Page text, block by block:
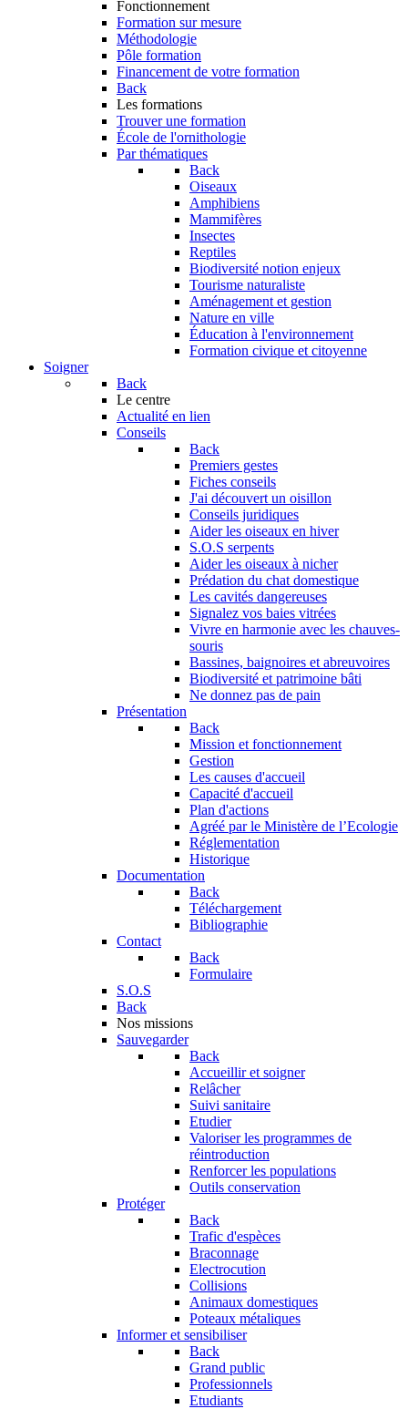
Fonctionnement
Formation sur mesure
Méthodologie
Pôle formation
Financement de votre formation
Back
Les formations
Trouver une formation
École de l'ornithologie
Par thématiques
Back
Oiseaux
Amphibiens
Mammifères
Insectes
Reptiles
Biodiversité notion enjeux
Tourisme naturaliste
Aménagement et gestion
Nature en ville
Éducation à l'environnement
Formation civique et citoyenne
Soigner
Back
Le centre
Actualité en lien
Conseils
Back
Premiers gestes
Fiches conseils
J'ai découvert un oisillon
Conseils juridiques
Aider les oiseaux en hiver
S.O.S serpents
Aider les oiseaux à nicher
Prédation du chat domestique
Les cavités dangereuses
Signalez vos baies vitrées
Vivre en harmonie avec les chauves-
souris
Bassines, baignoires et abreuvoires
Biodiversité et patrimoine bâti
Ne donnez pas de pain
Présentation
Back
Mission et fonctionnement
Gestion
Les causes d'accueil
Capacité d'accueil
Plan d'actions
Agréé par le Ministère de l’Ecologie
Réglementation
Historique
Documentation
Back
Téléchargement
Bibliographie
Contact
Back
Formulaire
S.O.S
Back
Nos missions
Sauvegarder
Back
Accueillir et soigner
Relâcher
Suivi sanitaire
Etudier
Valoriser les programmes de
réintroduction
Renforcer les populations
Outils conservation
Protéger
Back
Trafic d'espèces
Braconnage
Electrocution
Collisions
Animaux domestiques
Poteaux métaliques
Informer et sensibiliser
Back
Grand public
Professionnels
Etudiants